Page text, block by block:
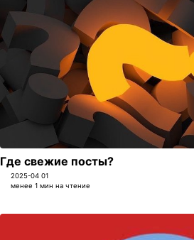
Где свежие посты?
2025-04 01
менее 1 мин на чтение